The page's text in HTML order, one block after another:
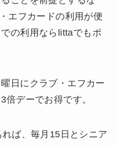
エフカードの利用が便
の利用ならlittaでもポ
日にクラブ・エフカー
倍デーでお得です。
ば、毎月15日とシニア